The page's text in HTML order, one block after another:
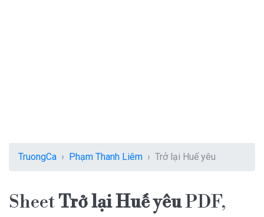
TruongCa Phạm Thanh Liêm Trở lại Huế yêu
SheetTrở lại Huế yêuPDF,